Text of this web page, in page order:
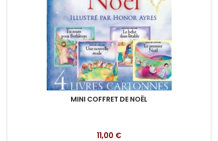
MINI COFFRET DE NOËL
Prix
11,00 €